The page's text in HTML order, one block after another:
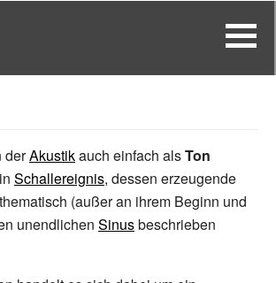
derAkustikauch einfach alsTon
Schallereignis, dessen erzeugende
(außer an ihrem Beginn und
unendlichen Sinusbeschrieben